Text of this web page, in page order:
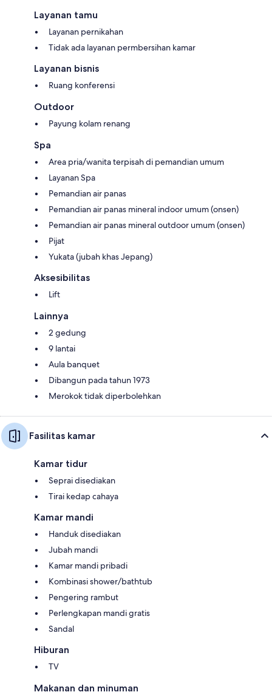
Layanan tamu
Layanan pernikahan
Tidak ada layanan permbersihan kamar
Layanan bisnis
Ruang konferensi
Outdoor
Payung kolam renang
Spa
Area pria/wanita terpisah di pemandian umum
Layanan Spa
Pemandian air panas
Pemandian air panas mineral indoor umum (onsen)
Pemandian air panas mineral outdoor umum (onsen)
Pijat
Yukata (jubah khas Jepang)
Aksesibilitas
Lift
Lainnya
2 gedung
9 lantai
Aula banquet
Dibangun pada tahun 1973
Merokok tidak diperbolehkan
Fasilitas kamar
Kamar tidur
Seprai disediakan
Tirai kedap cahaya
Kamar mandi
Handuk disediakan
Jubah mandi
Kamar mandi pribadi
Kombinasi shower/bathtub
Pengering rambut
Perlengkapan mandi gratis
Sandal
Hiburan
TV
Makanan dan minuman